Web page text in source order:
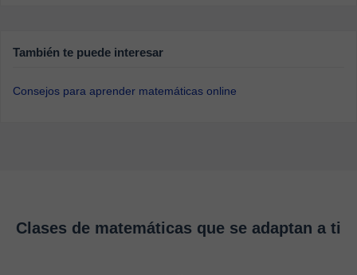
También te puede interesar
Consejos para aprender matemáticas online
Clases de matemáticas que se adaptan a ti